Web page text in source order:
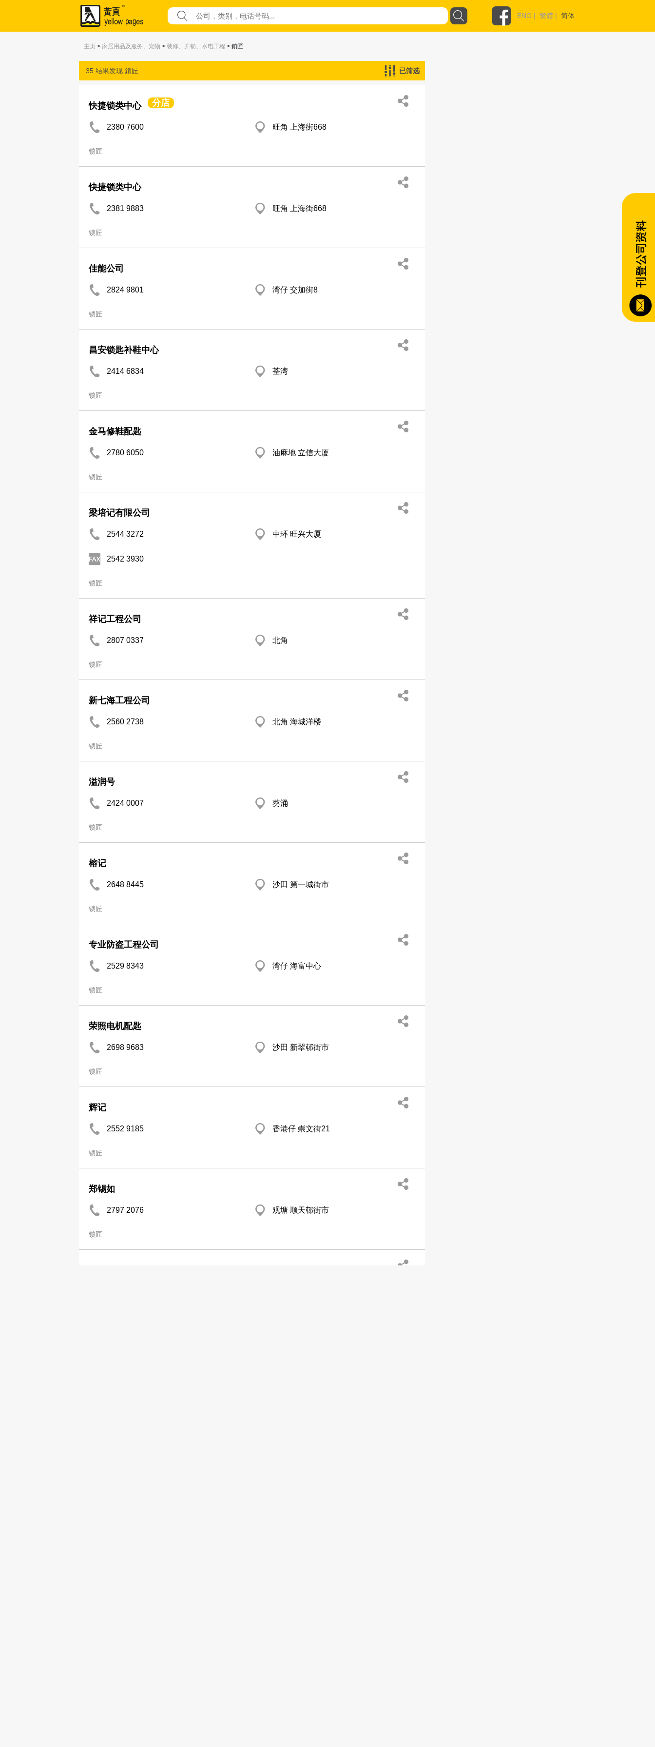
ENG | 繁體 | 简体
主页 > 家居用品及服务、宠物 > 装修、开锁、水电工程 > 鎖匠
35 结果发现 鎖匠 已筛选
快捷锁类中心 分店
2380 7600 旺角 上海街668
锁匠
快捷锁类中心
2381 9883 旺角 上海街668
锁匠
佳能公司
2824 9801 湾仔 交加街8
锁匠
昌安锁匙补鞋中心
2414 6834 荃湾
锁匠
金马修鞋配匙
2780 6050 油麻地 立信大厦
锁匠
梁培记有限公司
2544 3272 中环 旺兴大厦
2542 3930
锁匠
祥记工程公司
2807 0337 北角
锁匠
新七海工程公司
2560 2738 北角 海城洋楼
锁匠
溢润号
2424 0007 葵涌
锁匠
榕记
2648 8445 沙田 第一城街市
锁匠
专业防盗工程公司
2529 8343 湾仔 海富中心
锁匠
荣照电机配匙
2698 9683 沙田 新翠邨街市
锁匠
辉记
2552 9185 香港仔 崇文街21
锁匠
郑锡如
2797 2076 观塘 顺天邨街市
锁匠